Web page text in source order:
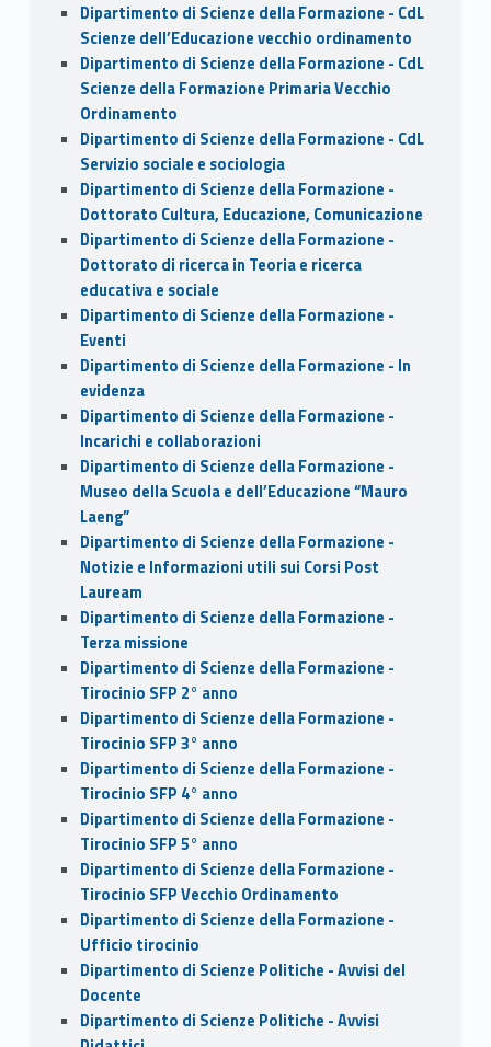
Dipartimento di Scienze della Formazione - CdL
Scienze dell’Educazione vecchio ordinamento
Dipartimento di Scienze della Formazione - CdL
Scienze della Formazione Primaria Vecchio
Ordinamento
Dipartimento di Scienze della Formazione - CdL
Servizio sociale e sociologia
Dipartimento di Scienze della Formazione -
Dottorato Cultura, Educazione, Comunicazione
Dipartimento di Scienze della Formazione -
Dottorato di ricerca in Teoria e ricerca
educativa e sociale
Dipartimento di Scienze della Formazione -
Eventi
Dipartimento di Scienze della Formazione - In
evidenza
Dipartimento di Scienze della Formazione -
Incarichi e collaborazioni
Dipartimento di Scienze della Formazione -
Museo della Scuola e dell’Educazione “Mauro
Laeng”
Dipartimento di Scienze della Formazione -
Notizie e Informazioni utili sui Corsi Post
Lauream
Dipartimento di Scienze della Formazione -
Terza missione
Dipartimento di Scienze della Formazione -
Tirocinio SFP 2° anno
Dipartimento di Scienze della Formazione -
Tirocinio SFP 3° anno
Dipartimento di Scienze della Formazione -
Tirocinio SFP 4° anno
Dipartimento di Scienze della Formazione -
Tirocinio SFP 5° anno
Dipartimento di Scienze della Formazione -
Tirocinio SFP Vecchio Ordinamento
Dipartimento di Scienze della Formazione -
Ufficio tirocinio
Dipartimento di Scienze Politiche - Avvisi del
Docente
Dipartimento di Scienze Politiche - Avvisi